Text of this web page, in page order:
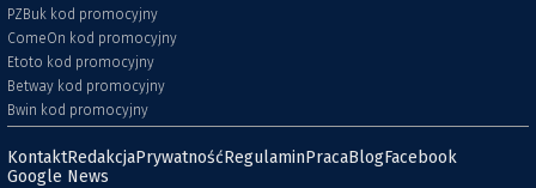
PZBuk kod promocyjny
ComeOn kod promocyjny
Etoto kod promocyjny
Betway kod promocyjny
Bwin kod promocyjny
KontaktRedakcjaPrywatnośćRegulaminPracaBlogFacebook
Google News